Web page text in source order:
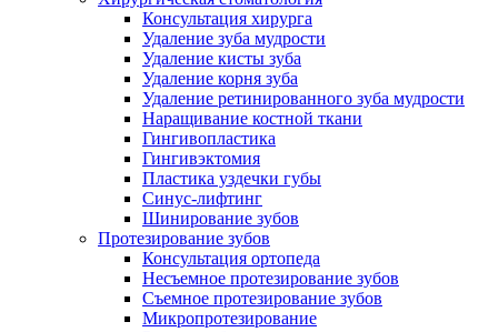
Консультация хирурга
Удаление зуба мудрости
Удаление кисты зуба
Удаление корня зуба
Удаление ретинированного зуба мудрости
Наращивание костной ткани
Гингивопластика
Гингивэктомия
Пластика уздечки губы
Синус-лифтинг
Шинирование зубов
Протезирование зубов
Консультация ортопеда
Несъемное протезирование зубов
Съемное протезирование зубов
Микропротезирование